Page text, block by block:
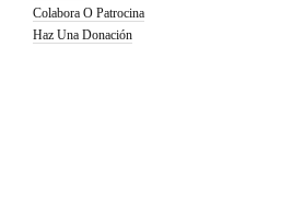
Colabora O Patrocina
Haz Una Donación